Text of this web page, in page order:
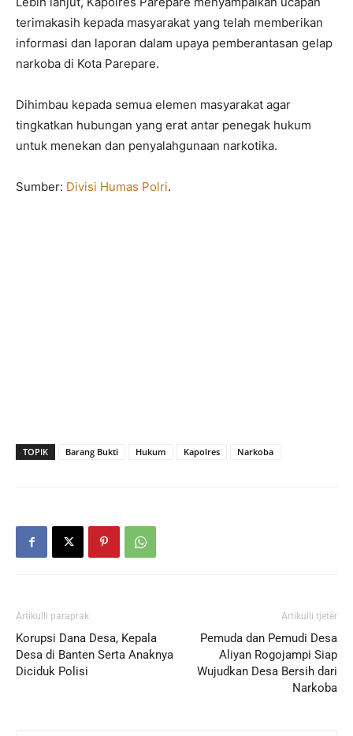
terimakasih kepada masyarakat yang telah memberikan
informasi dan laporan dalam upaya pemberantasan gelap
narkoba di Kota Parepare.
Dihimbau kepada semua elemen masyarakat agar
tingkatkan hubungan yang erat antar penegak hukum
untuk menekan dan penyalahgunaan narkotika.
Sumber: Divisi Humas Polri.
TOPIK Barang Bukti Hukum Kapolres Narkoba
Artikulli paraprak
Korupsi Dana Desa, Kepala
Desa di Banten Serta Anaknya
Diciduk Polisi
Artikulli tjetër
Pemuda dan Pemudi Desa
Aliyan Rogojampi Siap
Wujudkan Desa Bersih dari
Narkoba